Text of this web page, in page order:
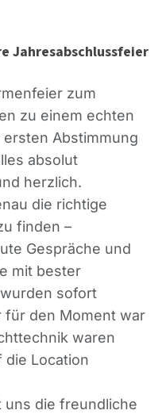
Jahresabschlussfeier
zum
zu einem echten
Abstimmung
absolut
herzlich.
die richtige
finden –
Gespräche und
mit bester
sofort
für den Moment war
waren
Location
uns die freundliche